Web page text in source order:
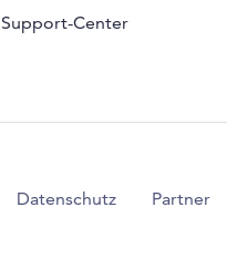
Support-Center
Datenschutz Partner